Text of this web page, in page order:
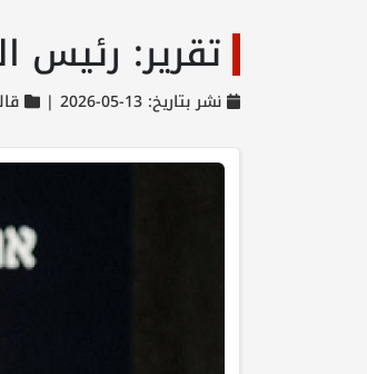
تقرير: رئيس
نشر بتاريخ: 13-05-2026 |